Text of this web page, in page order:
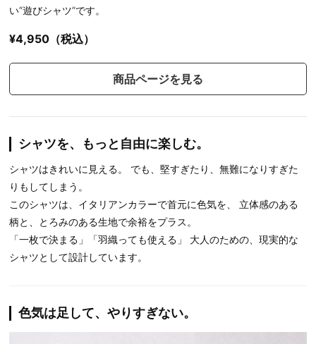
い“遊びシャツ”です。
¥4,950（税込）
商品ページを見る
シャツを、もっと自由に楽しむ。
シャツはきれいに見える。 でも、堅すぎたり、無難になりすぎた
りもしてしまう。
このシャツは、イタリアンカラーで首元に色気を、 立体感のある
柄と、とろみのある生地で余裕をプラス。
「一枚で決まる」「羽織っても使える」 大人のための、現実的な
シャツとして設計しています。
色気は足して、やりすぎない。